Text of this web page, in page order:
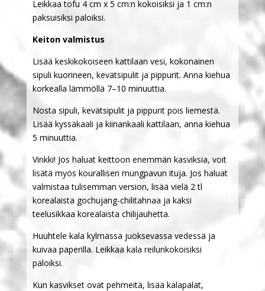
Leikkaa tofu 4 cm x 5 cm:n kokoisiksi ja 1 cm:n
paksuisiksi paloiksi.
Keiton valmistus
Lisää keskikokoiseen kattilaan vesi, kokonainen
sipuli kuorineen, kevätsipulit ja pippurit. Anna kiehua
korkealla lämmöllä 7–10 minuuttia.
Nosta sipuli, kevätsipulit ja pippurit pois liemestä.
Lisää kyssäkaali ja kiinankaali kattilaan, anna kiehua
5 minuuttia.
Vinkki! Jos haluat keittoon enemmän kasviksia, voit
lisätä myös kourallisen mungpavun ituja. Jos haluat
valmistaa tulisemman version, lisää vielä 2 tl
korealaista gochujang-chilitahnaa ja kaksi
teelusikkaa korealaista chilijauhetta.
Huuhtele kala kylmässä juoksevassa vedessä ja
kuivaa paperilla. Leikkaa kala reilunkokoisiksi
paloiksi.
Kun kasvikset ovat pehmeitä, lisää kalapalat,